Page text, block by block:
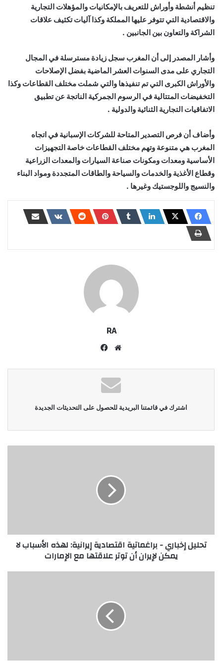
تنظيم أنشطة وأوراش للتعريف بالإمكانيات والمؤهلات التجارية
والاقتصادية التي تتوفر عليها المملكة وكذا آليات تكثيف علاقات
الشراكة والتعاون بين الجانبين .
وأشار المصدر إلى أن المغرب سجل زيادة مسترسلة في المجال
التجاري على مدى السنوات العشر الماضية بفضل الإصلاحات
والأوراش الكبرى التي تم تنفيذها والتي شملت مختلف القطاعات وكذا
التخفيضات المتتالية في الرسوم الجمركية الناتجة عن تطبيق
الاتفاقيات التجارية الثنائية والدولية .
وأضاف أن فرص التصدير المتاحة للشركات الإسبانية في اتجاه
المغرب هي متنوعة وتهم مختلف القطاعات خاصة التجهيزات
الأساسية ومعدات ومكونات صناعة السيارات والمعدات الزراعية
وقطاع الأغذية والخدمات والسياحة والطاقات المتجددة ومواد البناء
والنسيج واللوجستيك وغيرها .
RA
موقع
اشترك في قائمتنا البريدية للحصول على التحديثات الجديدة
تحليل إخباري - براغماتية اقتصادية إيرانية: لهذه الأسباب لا
يمكن لإيران أن توتر علاقتها مع الإمارات